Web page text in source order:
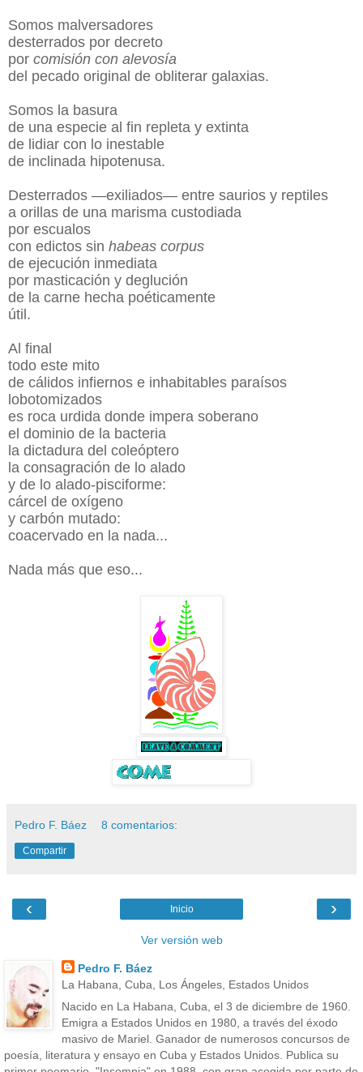
Somos malversadores
desterrados por decreto
por comisión con alevosía
del pecado original de obliterar galaxias.
Somos la basura
de una especie al fin repleta y extinta
de lidiar con lo inestable
de inclinada hipotenusa.
Desterrados —exiliados— entre saurios y reptiles
a orillas de una marisma custodiada
por escualos
con edictos sin habeas corpus
de ejecución inmediata
por masticación y deglución
de la carne hecha poéticamente
útil.
Al final
todo este mito
de cálidos infiernos e inhabitables paraísos
lobotomizados
es roca urdida donde impera soberano
el dominio de la bacteria
la dictadura del coleóptero
la consagración de lo alado
y de lo alado-pisciforme:
cárcel de oxígeno
y carbón mutado:
coacervado en la nada...
Nada más que eso...
Pedro F. Báez 8 comentarios:
Compartir
‹ ›
Inicio
Ver versión web
Pedro F. Báez
La Habana, Cuba, Los Ángeles, Estados Unidos
Nacido en La Habana, Cuba, el 3 de diciembre de 1960.
Emigra a Estados Unidos en 1980, a través del éxodo
masivo de Mariel. Ganador de numerosos concursos de
poesía, literatura y ensayo en Cuba y Estados Unidos. Publica su